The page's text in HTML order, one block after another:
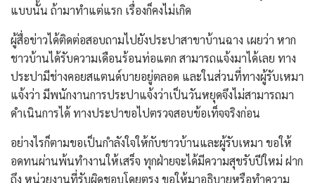
แบบนั้น ถ้ามาทำแต่แรก เรื่องก็คงไม่เกิด
ผู้สื่อข่าวได้ติดต่อสอบถามไปยังประปาสาขาบ้านฉาง เผยว่า หาก
ชาวบ้านได้รับความเดือนร้อนท่อแตก สามารถแจ้งมาได้เลย ทาง
ประปามีช่างคอยสแตนด์บายอยู่ตลอด และในส่วนที่ทางผู้รับเหมา
แจ้งว่า มีพนักงานการประปาแจ้งว่าเป็นวันหยุดจึงไม่สามารถมา
ดำเนินการได้ ทางประปาขอไปตรวจสอบข้อเท็จจริงก่อน
อย่างไรก็ตามขอเป็นกำลังใจให้กับชาวบ้านและผู้รับเหมา ขอให้
อดทนผ่านพ้นทำงานให้เสร็จ ทุกฝ่ายจะได้มีความสุขรับปีใหม่ ฝาก
ถึง หน่วยงานที่รับผิดชอบโดยตรง ขอให้มาอธิบายหรือทำความ